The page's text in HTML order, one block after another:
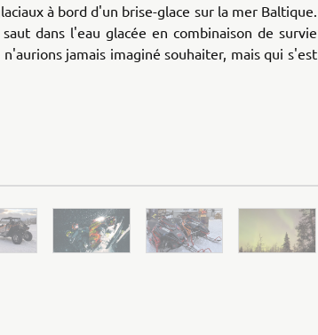
à bord d'un brise-glace sur la mer Baltique.
dans l'eau glacée en combinaison de survie
jamais imaginé souhaiter, mais qui s'est